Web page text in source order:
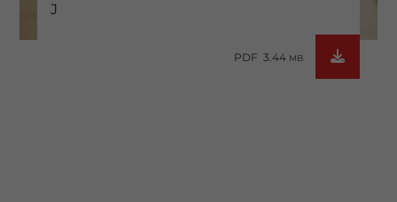
J
PDF 3.44 MB